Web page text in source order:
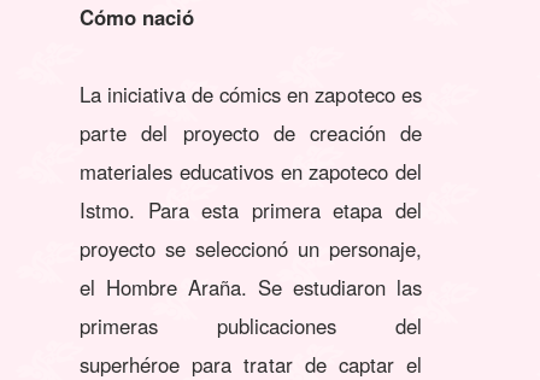
Cómo nació
La iniciativa de cómics en zapoteco es
parte del proyecto de creación de
materiales educativos en zapoteco del
Istmo. Para esta primera etapa del
proyecto se seleccionó un personaje,
el Hombre Araña. Se estudiaron las
primeras publicaciones del
superhéroe para tratar de captar el